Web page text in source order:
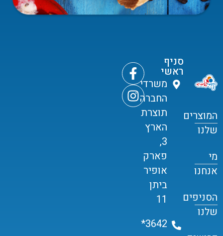
המוצרים
שלנו
מי
אנחנו
הסניפים
שלנו
סניף
ראשי
משרדי
החברה
תוצרת
הארץ
3,
פארק
אופיר
ביתן
11
3642*